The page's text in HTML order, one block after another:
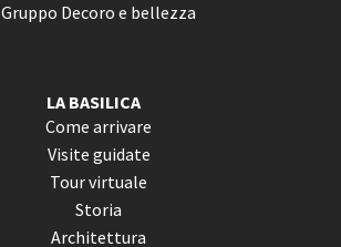
Gruppo Decoro e bellezza
LA BASILICA
Come arrivare
Visite guidate
Tour virtuale
Storia
Architettura